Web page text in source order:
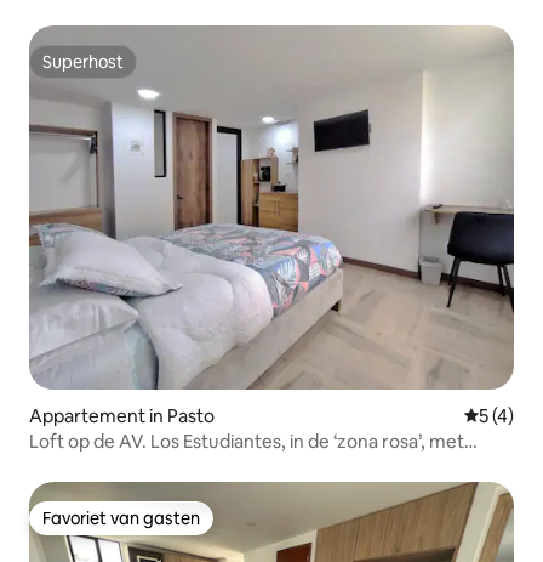
Superhost
Superhost
Appartement in Pasto
5 (4)
Loft op de AV. Los Estudiantes, in de ‘zona rosa’, met
Favoriet van gasten
Favoriet van gasten